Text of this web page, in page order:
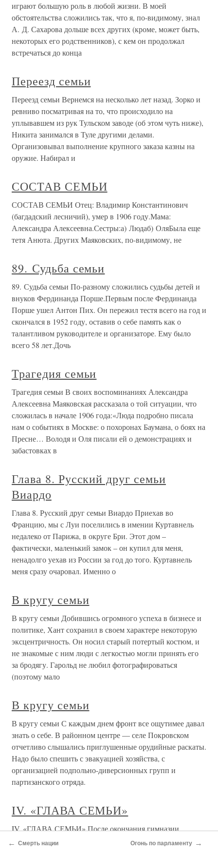
играют большую роль в любой жизни. В моей
обстоятельства сложились так, что я, по-видимому, знал
А. Д. Сахарова дольше всех других (кроме, может быть,
некоторых его родственников), с кем он продолжал
встречаться до конца
Переезд семьи
Переезд семьи Вернемся на несколько лет назад. Зорко и
ревниво посматривая на то, что происходило на
уплывавшем из рук Тульском заводе (об этом чуть ниже),
Никита занимался в Туле другими делами.
Организовывал выполнение крупного заказа казны на
оружие. Набирал и
СОСТАВ СЕМЬИ
СОСТАВ СЕМЬИ Отец: Владимир Константинович
(багдадский лесничий), умер в 1906 году.Мама:
Александра Алексеевна.Сестры:а) Людаб) ОляБыла еще
тетя Анюта. Других Маяковских, по-видимому, не
89. Судьба семьи
89. Судьба семьи По-разному сложились судьбы детей и
внуков Фердинанда Порше.Первым после Фердинанда
Порше ушел Антон Пих. Он пережил тестя всего на год и
скончался в 1952 году, оставив о себе память как о
талантливом руководителе и организаторе. Ему было
всего 58 лет.Дочь
Трагедия семьи
Трагедия семьи В своих воспоминаниях Александра
Алексеевна Маяковская рассказала о той ситуации, что
сложилась в начале 1906 года:«Люда подробно писала
нам о событиях в Москве: о похоронах Баумана, о боях на
Пресне… Володя и Оля писали ей о демонстрациях и
забастовках в
Глава 8. Русский друг семьи
Виардо
Глава 8. Русский друг семьи Виардо Приехав во
Францию, мы с Луи поселились в имении Куртавнель
недалеко от Парижа, в округе Бри. Этот дом –
фактически, маленький замок – он купил для меня,
ненадолго уехав из России за год до того. Куртавнель
меня сразу очаровал. Именно о
В кругу семьи
В кругу семьи Добившись огромного успеха в бизнесе и
политике, Хант сохранил в своем характере некоторую
эксцентричность. Он носил старый потертый костюм, и
не знакомые с ним люди с легкостью могли принять его
за бродягу. Гарольд не любил фотографироваться
(поэтому мало
В кругу семьи
В кругу семьи С каждым днем фронт все ощутимее давал
знать о себе. В районном центре — селе Покровском
отчетливо слышались приглушенные орудийные раскаты.
Надо было спешить с эвакуацией хозяйства, с
организацией подпольно-диверсионных групп и
партизанского отряда.
IV. «ГЛАВА СЕМЬИ»
IV. «ГЛАВА СЕМЬИ» После окончания гимназии
Антоша провел все лето в Таганроге, хлопоча о
← Смерть нации Огонь по парламенту →